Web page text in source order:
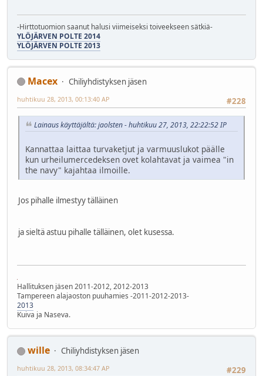
-Hirttotuomion saanut halusi viimeiseksi toiveekseen sätkiä-
YLÖJÄRVEN POLTE 2014
YLÖJÄRVEN POLTE 2013
Macex
Chiliyhdistyksen jäsen
#228
huhtikuu 28, 2013, 00:13:40 AP
Lainaus käyttäjältä: jaolsten - huhtikuu 27, 2013, 22:22:52 IP
Kannattaa laittaa turvaketjut ja varmuuslukot päälle
kun urheilumercedeksen ovet kolahtavat ja vaimea "in
the navy" kajahtaa ilmoille.
Jos pihalle ilmestyy tälläinen
ja sieltä astuu pihalle tälläinen, olet kusessa.
Hallituksen jäsen 2011-2012, 2012-2013
Tampereen alajaoston puuhamies -2011-2012-2013-
2013
Kuiva ja Naseva.
wille
Chiliyhdistyksen jäsen
#229
huhtikuu 28, 2013, 08:34:47 AP